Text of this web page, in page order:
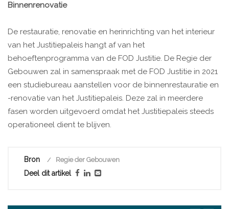
Binnenrenovatie
De restauratie, renovatie en herinrichting van het interieur
van het Justitiepaleis hangt af van het
behoeftenprogramma van de FOD Justitie. De Regie der
Gebouwen zal in samenspraak met de FOD Justitie in 2021
een studiebureau aanstellen voor de binnenrestauratie en
-renovatie van het Justitiepaleis. Deze zal in meerdere
fasen worden uitgevoerd omdat het Justitiepaleis steeds
operationeel dient te blijven.
Bron Regie der Gebouwen
Deel dit artikel